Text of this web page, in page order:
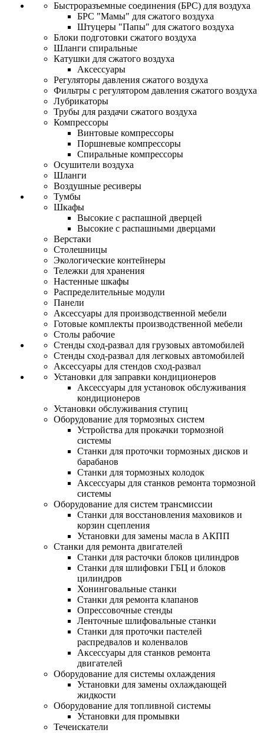
Быстроразъемные соединения (БРС) для воздуха
БРС "Мамы" для сжатого воздуха
Штуцеры "Папы" для сжатого воздуха
Блоки подготовки сжатого воздуха
Шланги спиральные
Катушки для сжатого воздуха
Аксессуары
Регуляторы давления сжатого воздуха
Фильтры с регулятором давления сжатого воздуха
Лубрикаторы
Трубы для раздачи сжатого воздуха
Компрессоры
Винтовые компрессоры
Поршневые компрессоры
Спиральные компрессоры
Осушители воздуха
Шланги
Воздушные ресиверы
Тумбы
Шкафы
Высокие с распашной дверцей
Высокие с распашными дверцами
Верстаки
Столешницы
Экологические контейнеры
Тележки для хранения
Настенные шкафы
Распределительные модули
Панели
Аксессуары для производственной мебели
Готовые комплекты производственной мебели
Столы рабочие
Стенды сход-развал для грузовых автомобилей
Стенды сход-развал для легковых автомобилей
Аксессуары для стендов сход-развал
Установки для заправки кондиционеров
Аксессуары для установок обслуживания
кондиционеров
Установки обслуживания ступиц
Оборудование для тормозных систем
Устройства для прокачки тормозной
системы
Станки для проточки тормозных дисков и
барабанов
Станки для тормозных колодок
Аксессуары для станков ремонта тормозной
системы
Оборудование для систем трансмиссии
Станки для восстановления маховиков и
корзин сцепления
Установки для замены масла в АКПП
Станки для ремонта двигателей
Станки для расточки блоков цилиндров
Станки для шлифовки ГБЦ и блоков
цилиндров
Хонинговальные станки
Станки для ремонта клапанов
Опрессовочные стенды
Ленточные шлифовальные станки
Станки для проточки пастелей
распредвалов и коленвалов
Аксессуары для станков ремонта
двигателей
Оборудование для системы охлаждения
Установки для замены охлаждающей
жидкости
Оборудование для топливной системы
Установки для промывки
Течеискатели